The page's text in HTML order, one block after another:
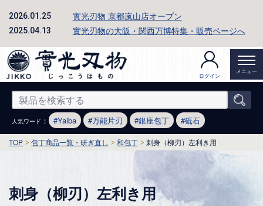
2026.01.25 實光刃物 京都嵐山店オープン
2025.04.13 實光刃物の大阪・関西万博特集・販売ページへ
ログイン
メニュー
人気ワード ： Yaiba 万能片刃 銀座包丁 砥石
TOP 包丁商品一覧・研ぎ直し 和包丁 刺身（柳刃）左利き用
刺身（柳刃）左利き用